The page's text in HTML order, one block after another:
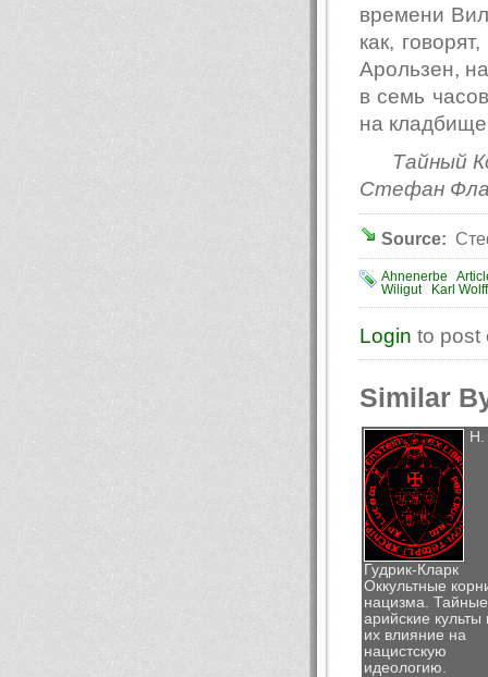
времени
как,
Арользен,
в семь
на
Тайный
Стефан
Source:
Ahnenerbe
Wiligut
Karl Wolff
Login to post
Similar
Н.
Гудрик-Кларк
Оккультные
нацизма. Тайные
арийские культы
их влияние на
нацистскую
идеологию.